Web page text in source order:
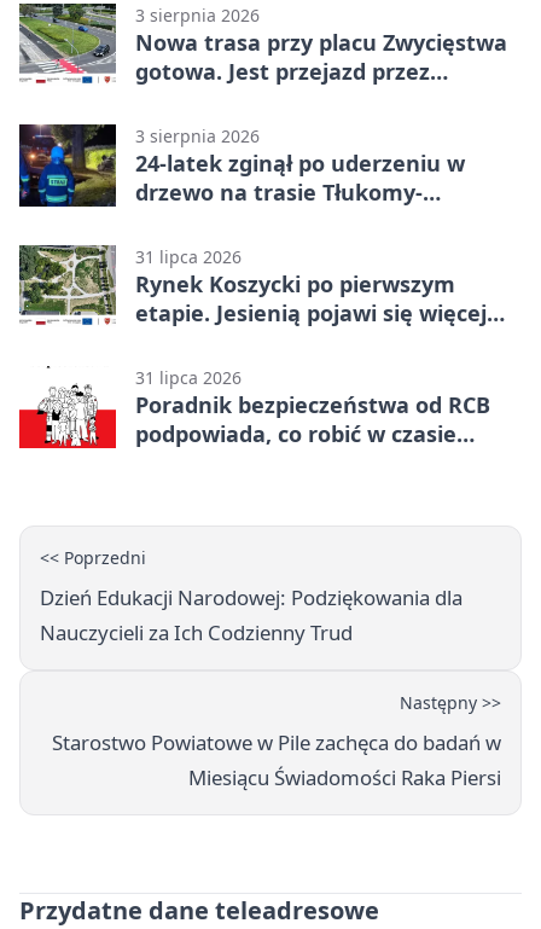
3 sierpnia 2026
Nowa trasa przy placu Zwycięstwa
gotowa. Jest przejazd przez
3 sierpnia 2026
24-latek zginął po uderzeniu w
drzewo na trasie Tłukomy-
31 lipca 2026
Rynek Koszycki po pierwszym
etapie. Jesienią pojawi się więcej
31 lipca 2026
Poradnik bezpieczeństwa od RCB
podpowiada, co robić w czasie
<< Poprzedni
Dzień Edukacji Narodowej: Podziękowania dla
Nauczycieli za Ich Codzienny Trud
Następny >>
Starostwo Powiatowe w Pile zachęca do badań w
Miesiącu Świadomości Raka Piersi
Przydatne dane teleadresowe